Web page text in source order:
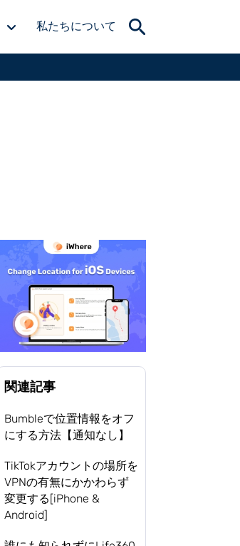
私たちについて
関連記事
Bumbleで位置情報をオフ
にする方法【通知なし】
TikTokアカウントの場所を
VPNの有無にかかわらず
変更する[iPhone &
Android]